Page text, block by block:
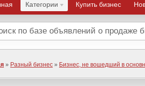
Категории Купить бизнес
» Разный бизнес » Бизнес, не вошедший в